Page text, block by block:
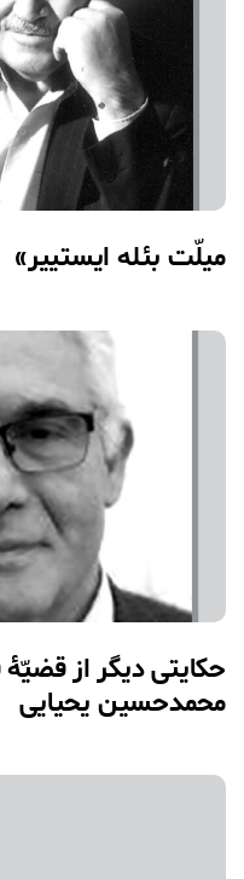
میلّت بئله ایستییر»
حکایتی دیگر از قضیّۀ
محمدحسین یحیایی